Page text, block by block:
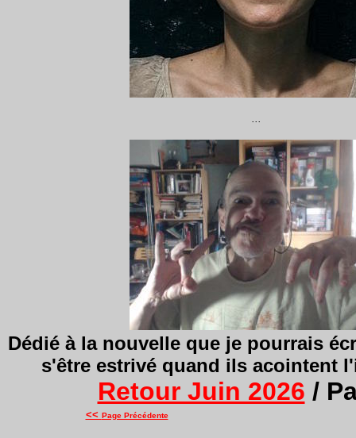
...
Dédié àla nouvelle que je pourrais
s'être estrivé quand ils acointent
Retour Juin 2026 /
<< Page Précédente